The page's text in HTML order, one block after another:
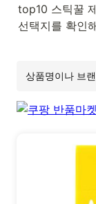
top10 스틱꿀
선택지를 확인